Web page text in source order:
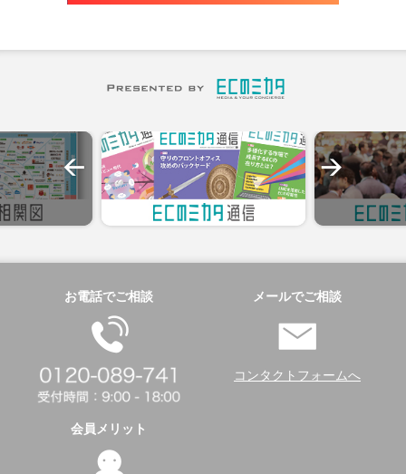
お電話でご相談 メールでご相談
コンタクトフォームへ
会員メリット